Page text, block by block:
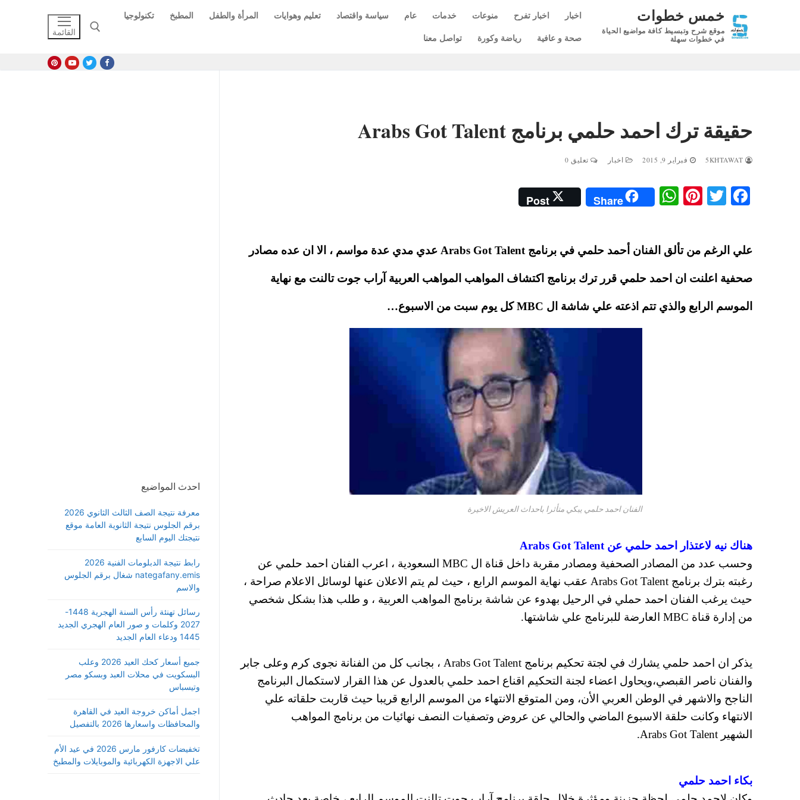
خمس خطوات
موقع شرح وتبسيط كافة مواضيع الحياة
في خطوات سهلة
اخبار اخبار تفرح منوعات خدمات عام سياسة واقتصاد تعليم وهوايات المرأة والطفل المطبخ
تكنولوجيا
صحة و عافية
رياضة وكورة تواصل معنا القائمة
حقيقة ترك احمد حلمي برنامج Arabs Got Talent
فبراير 9, 2015 اخبار تعليق 0
Fa
ok
T
r
Pi
es
t
W
ha
A
pp
Share
Post
علي الرغم من تألق الفنان أحمد حلمي في برنامج Arabs Got Talent عدي مدي عدة مواسم ، الا ان عده مصادر
صحفية اعلنت ان احمد حلمي قرر ترك برنامج اكتشاف المواهب المواهب العربية آراب جوت تالنت مع نهاية
الموسم الرابع والذي تتم اذعته علي شاشة ال MBC كل يوم سبت من الاسبوع…
الفنان احمد حلمي يبكي متأثرا باحداث العريش الاخيرة
هناك نيه لاعتذار احمد حلمي عن Arabs Got Talent
وحسب عدد من المصادر الصحفية ومصادر مقربة داخل قناة ال MBC السعودية ، اعرب الفنان احمد حلمي عن
رغبته بترك برنامج Arabs Got Talent عقب نهاية الموسم الرابع ، حيث لم يتم الاعلان عنها لوسائل الاعلام صراحة ،
حيث يرغب الفنان احمد حملي في الرحيل بهدوء عن شاشة برنامج المواهب العربية ، و طلب هذا بشكل شخصي
من إدارة قناة MBC العارضة للبرنامج علي شاشتها.
يذكر ان احمد حلمي يشارك في لجتة تحكيم برنامج Arabs Got Talent ، بجانب كل من الفنانة نجوى كرم وعلى جابر
والفنان ناصر القبصي،ويحاول اعضاء لجنة التحكيم اقناع احمد حلمي بالعدول عن هذا القرار لاستكمال البرنامج
الناجح والاشهر في الوطن العربي الأن، ومن المتوقع الانتهاء من الموسم الرابع قريبا حيث قاربت حلقاته علي
الانتهاء وكانت حلقة الاسبوع الماضي والحالي عن عروض وتصفيات النصف نهائيات من برنامج المواهب
الشهير Arabs Got Talent.
بكاء احمد حلمي
احدث المواضيع
معرفة نتيجة الصف الثالث الثانوي 2026
برقم الجلوس نتيجة الثانوية العامة موقع
نتيجتك اليوم السابع
رابط نتيجة الدبلومات الفنية 2026
nategafany.emis شغال برقم الجلوس
والاسم
رسائل تهنئة رأس السنة الهجرية 1448-
2027 وكلمات و صور العام الهجري الجديد
1445 ودعاء العام الجديد
جميع أسعار كحك العيد 2026 وعلب
البسكويت في محلات العبد وبسكو مصر
وتيسباس
اجمل أماكن خروجة العيد في القاهرة
والمحافظات واسعارها 2026 بالتفصيل
تخفيضات كارفور مارس 2026 في عيد الأم
علي الاجهزة الكهربائية والموبايلات والمطبخ